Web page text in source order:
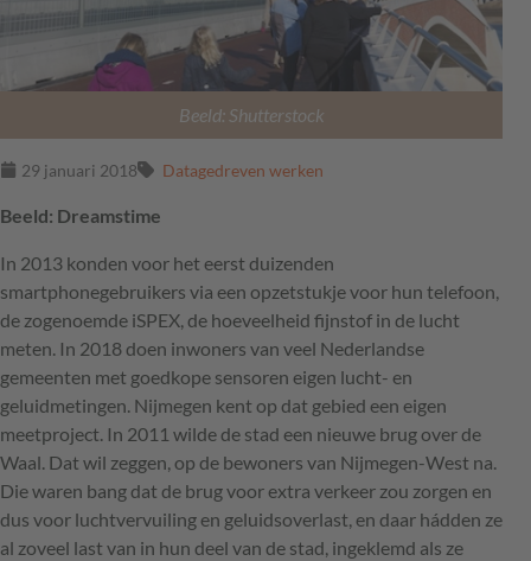
Beeld: Shutterstock
29 januari 2018 Datagedreven werken
Beeld: Dreamstime
In 2013 konden voor het eerst duizenden
smartphonegebruikers via een opzetstukje voor hun telefoon,
de zogenoemde iSPEX, de hoeveelheid fijnstof in de lucht
meten. In 2018 doen inwoners van veel Nederlandse
gemeenten met goedkope sensoren eigen lucht- en
geluidmetingen. Nijmegen kent op dat gebied een eigen
meetproject. In 2011 wilde de stad een nieuwe brug over de
Waal. Dat wil zeggen, op de bewoners van Nijmegen-West na.
Die waren bang dat de brug voor extra verkeer zou zorgen en
dus voor luchtvervuiling en geluidsoverlast, en daar hádden ze
al zoveel last van in hun deel van de stad, ingeklemd als ze